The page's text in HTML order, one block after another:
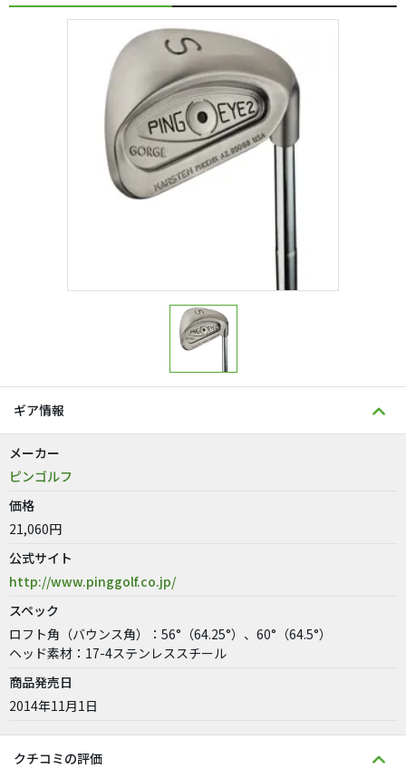
ギア情報
メーカー
ピンゴルフ
価格
21,060円
公式サイト
http://www.pinggolf.co.jp/
スペック
ロフト角（バウンス角）：56°（64.25°）、60°（64.5°）
ヘッド素材：17-4ステンレススチール
商品発売日
2014年11月1日
クチコミの評価